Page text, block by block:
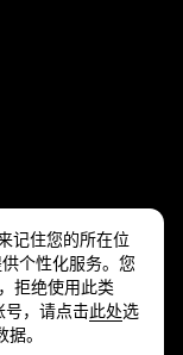
记住您的所在位
个性化服务。您
拒绝使用此类
号，请点击此处选
。